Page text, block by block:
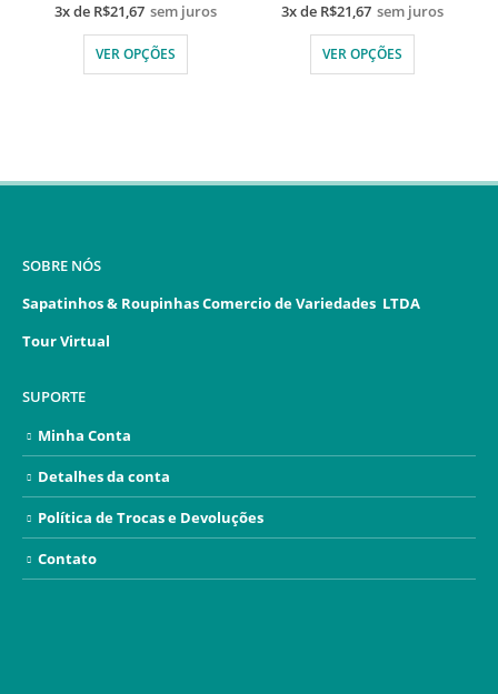
3x de R$21,67 sem juros
VER OPÇÕES
3x de R$21,67 sem juros
VER OPÇÕES
SOBRE NÓS
Sapatinhos & Roupinhas Comercio de Variedades LTDA
Tour Virtual
SUPORTE
Minha Conta
Detalhes da conta
Política de Trocas e Devoluções
Contato